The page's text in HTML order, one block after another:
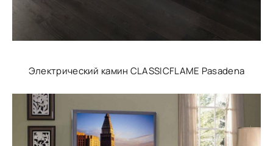
Электрический камин CLASSICFLAME Pasadena